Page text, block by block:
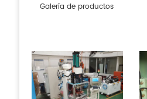
Galería de productos